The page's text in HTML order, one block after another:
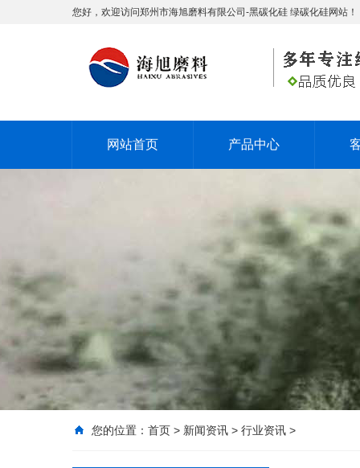
您好，欢迎访问郑州市海旭磨料有限公司-黑碳化硅 绿碳化硅网站！
网站首页 产品中心
您的位置： 首页 > 新闻资讯 > 行业资讯 >